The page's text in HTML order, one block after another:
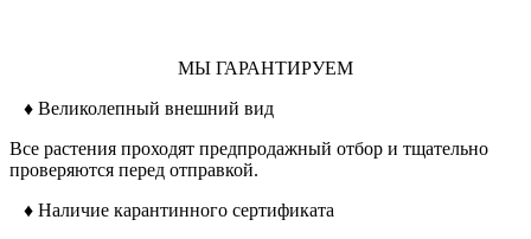
МЫ ГАРАНТИРУЕМ
♦ Великолепный внешний вид
Все растения проходят предпродажный отбор и тщательно
проверяются перед отправкой.
♦ Наличие карантинного сертификата